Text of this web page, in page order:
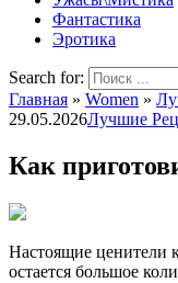
Фантастика
Эротика
Search for:
Главная » Women »
29.05.2026Лучшие
Как
Настоящие ценители
остается большое